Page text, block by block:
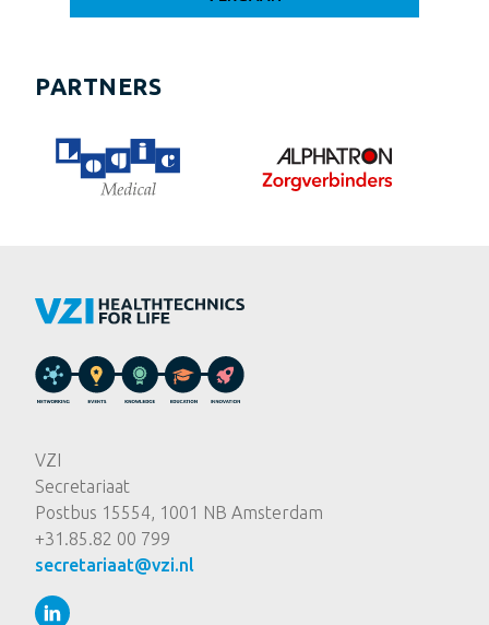
PARTNERS
VZI
Secretariaat
Postbus 15554, 1001 NB Amsterdam
+31.85.82 00 799
secretariaat@vzi.nl